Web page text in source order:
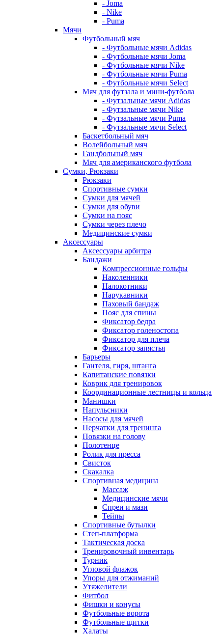
- Joma
- Nike
- Puma
Мячи
Футбольный мяч
- Футбольные мячи Adidas
- Футбольные мячи Joma
- Футбольные мячи Nike
- Футбольные мячи Puma
- Футбольные мячи Select
Мяч для футзала и мини-футбола
- Футзальные мячи Adidas
- Футзальные мячи Nike
- Футзальные мячи Puma
- Футзальные мячи Select
Баскетбольный мяч
Волейбольный мяч
Гандбольный мяч
Мяч для американского футбола
Сумки, Рюкзаки
Рюкзаки
Спортивные сумки
Сумки для мячей
Сумки для обуви
Сумки на пояс
Сумки через плечо
Медицинские сумки
Аксессуары
Аксессуары арбитра
Бандажи
Компрессионные гольфы
Наколенники
Налокотники
Нарукавники
Паховый бандаж
Пояс для спины
Фиксатор бедра
Фиксатор голеностопа
Фиксатор для плеча
Фиксатор запястья
Барьеры
Гантеля, гиря, штанга
Капитанские повязки
Коврик для тренировок
Координационные лестницы и кольца
Манишки
Напульсники
Насосы для мячей
Перчатки для тренинга
Повязки на голову
Полотенце
Ролик для пресса
Свисток
Скакалка
Спортивная медицина
Массаж
Медицинские мячи
Спреи и мази
Тейпы
Спортивные бутылки
Степ-платформа
Тактическая доска
Тренировочный инвентарь
Турник
Угловой флажок
Упоры для отжиманий
Утяжелители
Фитбол
Фишки и конусы
Футбольные ворота
Футбольные щитки
Халаты